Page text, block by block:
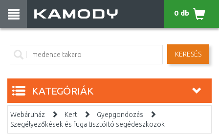
KERESÉS
0 db
KATEGÓRIÁK
Webáruház Kert
Gyepgondozás
Szegélyezőkések és fuga tisztóitó segédeszközök